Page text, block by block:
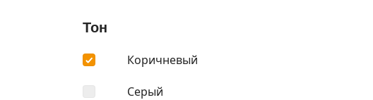
Тон
Коричневый
Серый